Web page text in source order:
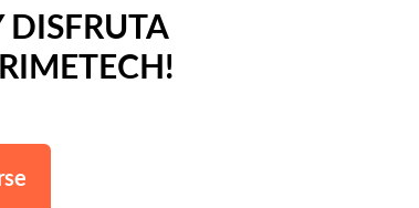
DISFRUTA